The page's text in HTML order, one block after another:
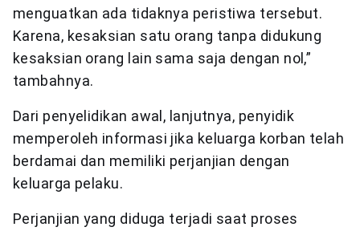
menguatkan ada tidaknya peristiwa tersebut.
Karena, kesaksian satu orang tanpa didukung
kesaksian orang lain sama saja dengan nol,”
tambahnya.
Dari penyelidikan awal, lanjutnya, penyidik
memperoleh informasi jika keluarga korban telah
berdamai dan memiliki perjanjian dengan
keluarga pelaku.
Perjanjian yang diduga terjadi saat proses